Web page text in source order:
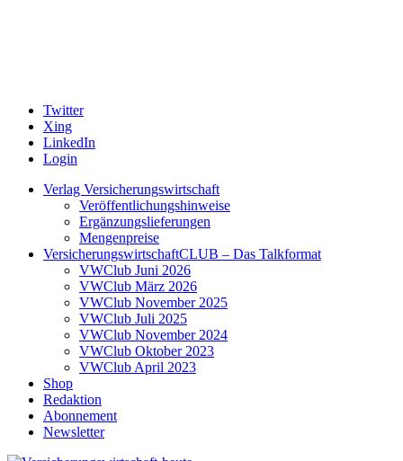
Twitter
Xing
LinkedIn
Login
Verlag Versicherungswirtschaft
Veröffentlichungshinweise
Ergänzungslieferungen
Mengenpreise
VersicherungswirtschaftCLUB – Das Talkformat
VWClub Juni 2026
VWClub März 2026
VWClub November 2025
VWClub Juli 2025
VWClub November 2024
VWClub Oktober 2023
VWClub April 2023
Shop
Redaktion
Abonnement
Newsletter